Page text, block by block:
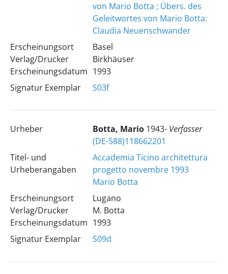
von Mario Botta ; Übers. des
Geleitwortes von Mario Botta:
Claudia Neuenschwander
Erscheinungsort
Verlag/Drucker
Erscheinungsdatum
Basel
Birkhäuser
1993
Signatur Exemplar
S03f
Urheber Botta, Mario 1943- Verfasser
(DE-588)118662201
Titel- und
Urheberangaben
Accademia Ticino architettura
progetto novembre 1993
Mario Botta
Erscheinungsort
Verlag/Drucker
Erscheinungsdatum
Lugano
M. Botta
1993
Signatur Exemplar
S09d